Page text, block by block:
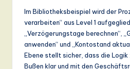
Im Bibliotheksbeispiel wird der
verarbeiten“ aus Level 1
„Verzögerungstage berechnen“,
anwenden“ und „Kontostand
Ebene stellt sicher, dass die Logik
Bußen klar und mit den